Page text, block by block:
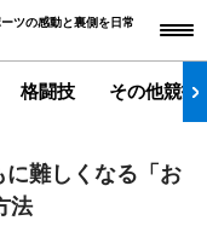
ツの感動と裏側を日常
格闘技 その他競技
難しくなる「お
法